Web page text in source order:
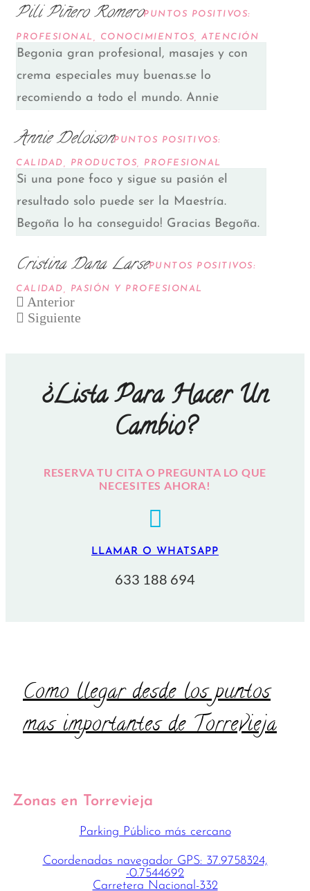
Pili Piñero RomeroPUNTOS POSITIVOS:
PROFESIONAL, CONOCIMIENTOS, ATENCIÓN
Begonia gran profesional, masajes y con
crema especiales muy buenas.se lo
recomiendo a todo el mundo. Annie
Annie DeloisonPUNTOS POSITIVOS:
CALIDAD, PRODUCTOS, PROFESIONAL
Si una pone foco y sigue su pasión el
resultado solo puede ser la Maestría.
Begoña lo ha conseguido! Gracias Begoña.
Cristina Dana LarsePUNTOS POSITIVOS:
CALIDAD, PASIÓN Y PROFESIONAL
Anterior
Siguiente
¿Lista Para Hacer Un
Cambio?
RESERVA TU CITA O PREGUNTA LO QUE
NECESITES AHORA!
LLAMAR O WHATSAPP
633 188 694
Como llegar desde los puntos
mas importantes de Torrevieja
Zonas en Torrevieja
Parking Público más cercano
Coordenadas navegador GPS: 37.9758324,
-0.7544692
Carretera Nacional-332